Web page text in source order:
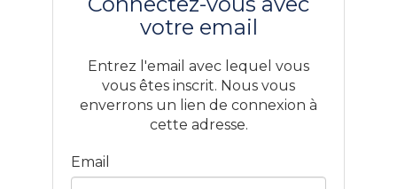
votre email
Entrez l'email avec lequel vous
vous êtes inscrit. Nous vous
enverrons un lien de connexion à
cette adresse.
Email